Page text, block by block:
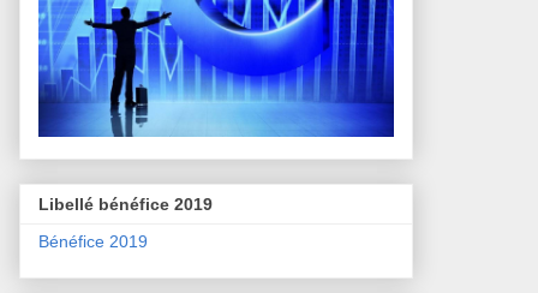
Libellé bénéfice 2019
Bénéfice 2019